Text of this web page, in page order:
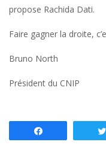
propose Rachida Dati.
Faire gagner la droite,
Bruno North
Président du CNIP